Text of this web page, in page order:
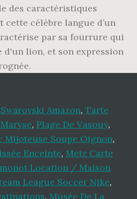
des caractéristiques
célèbre langue d’un
par sa fourrure qui
d'un lion, et son expression
Amazon, Tarte
, Plage De Vasouy,
Mijoteuse Soupe Oignon,
Enceinte, Metz Carte
Location / Maison
League Soccer Nike,
, Musée De La